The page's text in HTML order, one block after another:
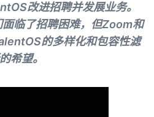
改进招聘并发展业务。
临了招聘困难，但Zoom和
的多样化和包容性滤
希望。